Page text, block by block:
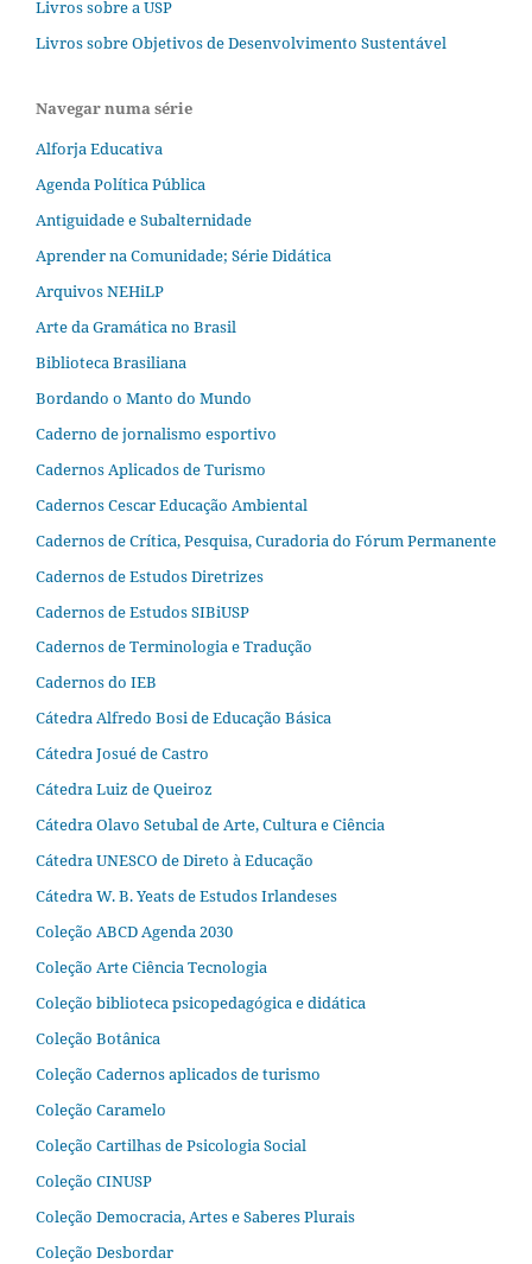
Livros sobre a USP
Livros sobre Objetivos de Desenvolvimento Sustentável
Navegar numa série
Alforja Educativa
Agenda Política Pública
Antiguidade e Subalternidade
Aprender na Comunidade; Série Didática
Arquivos NEHiLP
Arte da Gramática no Brasil
Biblioteca Brasiliana
Bordando o Manto do Mundo
Caderno de jornalismo esportivo
Cadernos Aplicados de Turismo
Cadernos Cescar Educação Ambiental
Cadernos de Crítica, Pesquisa, Curadoria do Fórum Permanente
Cadernos de Estudos Diretrizes
Cadernos de Estudos SIBiUSP
Cadernos de Terminologia e Tradução
Cadernos do IEB
Cátedra Alfredo Bosi de Educação Básica
Cátedra Josué de Castro
Cátedra Luiz de Queiroz
Cátedra Olavo Setubal de Arte, Cultura e Ciência
Cátedra UNESCO de Direto à Educação
Cátedra W. B. Yeats de Estudos Irlandeses
Coleção ABCD Agenda 2030
Coleção Arte Ciência Tecnologia
Coleção biblioteca psicopedagógica e didática
Coleção Botânica
Coleção Cadernos aplicados de turismo
Coleção Caramelo
Coleção Cartilhas de Psicologia Social
Coleção CINUSP
Coleção Democracia, Artes e Saberes Plurais
Coleção Desbordar